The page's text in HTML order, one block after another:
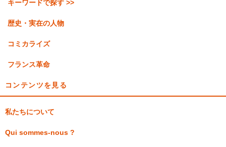
キーワードで探す >>
歴史・実在の人物
コミカライズ
フランス革命
コンテンツを見る
私たちについて
Qui sommes-nous ?